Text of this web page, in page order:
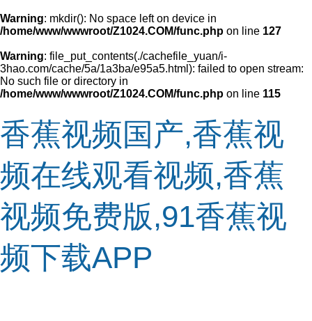
Warning: mkdir(): No space left on device in
/home/www/wwwroot/Z1024.COM/func.php on line 127
Warning: file_put_contents(./cachefile_yuan/i-
3hao.com/cache/5a/1a3ba/e95a5.html): failed to open stream:
No such file or directory in
/home/www/wwwroot/Z1024.COM/func.php on line 115
香蕉视频国产,香蕉视
频在线观看视频,香蕉
视频免费版,91香蕉视
频下载APP